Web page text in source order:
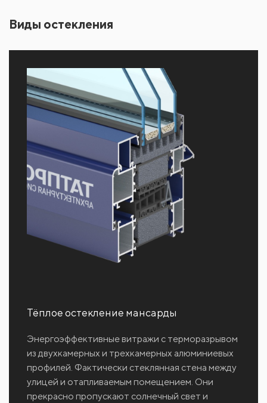
Виды остекления
Тёплое остекление мансарды
Энергоэффективные витражи с терморазрывом
из двухкамерных и трехкамерных алюминиевых
профилей. Фактически стеклянная стена между
улицей и отапливаемым помещением. Они
прекрасно пропускают солнечный свет и